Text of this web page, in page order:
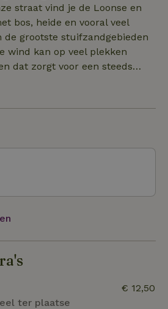
straat vind je de Loonse en
bos, heide en vooral veel
de grootste stuifzandgebieden
wind kan op veel plekken
dat zorgt voor een steeds
Door het in 1921 aan te
Sahara genieten. In het
dit gebied lees je meer over
mag je struinen. Er is dus
op pad te gaan.
ondergestoven bomen, geniet
en les je dorst bij een
aan de rand van dit
fietsen of te paard: het kan
wind in je haren en het zand
kom je de schaapskudde
houden de heide kort en
weg. Zo houden ze het
ter plaatse
€ 12,50